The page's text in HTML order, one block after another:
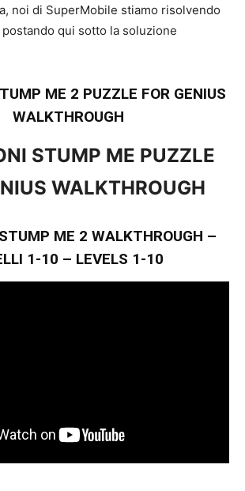
noi di SuperMobile stiamo risolvendo
qui sotto la soluzione
ME 2 PUZZLE FOR GENIUS
WALKTHROUGH
STUMP ME PUZZLE
WALKTHROUGH
ME 2 WALKTHROUGH –
1-10 – LEVELS 1-10